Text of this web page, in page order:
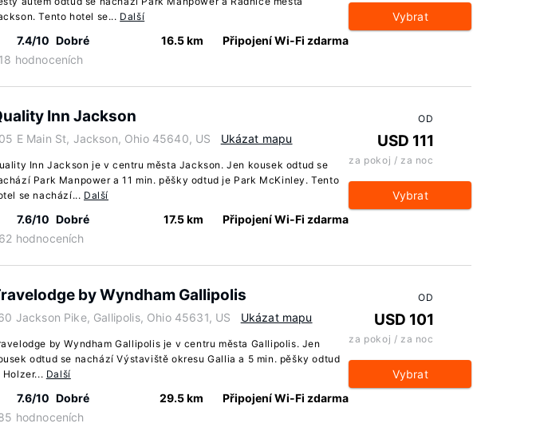
Tento hotel se... Další
7.4/10 Dobré
hodnoceních
16.5 km Připojení Wi-Fi zdarma
Vybrat
Inn Jackson
E Main St, Jackson, Ohio 45640, US Ukázat mapu
Inn Jackson je v centru města Jackson. Jen kousek odtud se
Park Manpower a 11 min. pěšky odtud je Park McKinley. Tento
se nachází... Další
7.6/10 Dobré
hodnoceních
17.5 km Připojení Wi-Fi zdarma
OD
USD 111
za pokoj / za noc
Vybrat
by Wyndham Gallipolis
Jackson Pike, Gallipolis, Ohio 45631, US Ukázat mapu
by Wyndham Gallipolis je v centru města Gallipolis. Jen
odtud se nachází Výstaviště okresu Gallia a 5 min. pěšky odtud
Holzer... Další
7.6/10 Dobré
hodnoceních
29.5 km Připojení Wi-Fi zdarma
OD
USD 101
za pokoj / za noc
Vybrat